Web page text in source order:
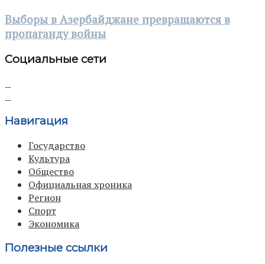
Выборы в Азербайджане превращаются в
пропаганду войны
Социальные сети
Навигация
Государство
Культура
Общество
Официальная хроника
Регион
Спорт
Экономика
Полезные ссылки